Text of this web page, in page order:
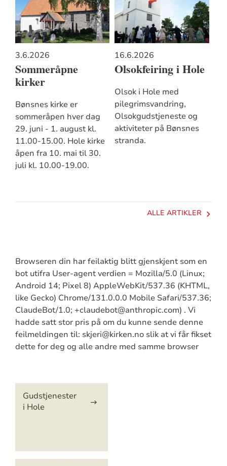
3.6.2026
Sommeråpne
kirker
Bønsnes kirke er
sommeråpen hver dag
29. juni - 1. august kl.
11.00-15.00. Hole kirke
åpen fra 10. mai til 30.
juli kl. 10.00-19.00.
16.6.2026
Olsokfeiring i Hole
Olsok i Hole med
pilegrimsvandring,
Olsokgudstjeneste og
aktiviteter på Bønsnes
stranda.
ALLE ARTIKLER
Browseren din har feilaktig blitt gjenskjent som en
bot utifra User-agent verdien = Mozilla/5.0 (Linux;
Android 14; Pixel 8) AppleWebKit/537.36 (KHTML,
like Gecko) Chrome/131.0.0.0 Mobile Safari/537.36;
ClaudeBot/1.0; +claudebot@anthropic.com) . Vi
hadde satt stor pris på om du kunne sende denne
feilmeldingen til: skjeri@kirken.no slik at vi får fikset
dette for deg og alle andre med samme browser
Artikkelsnarveger
Gudstjenester
i Hole